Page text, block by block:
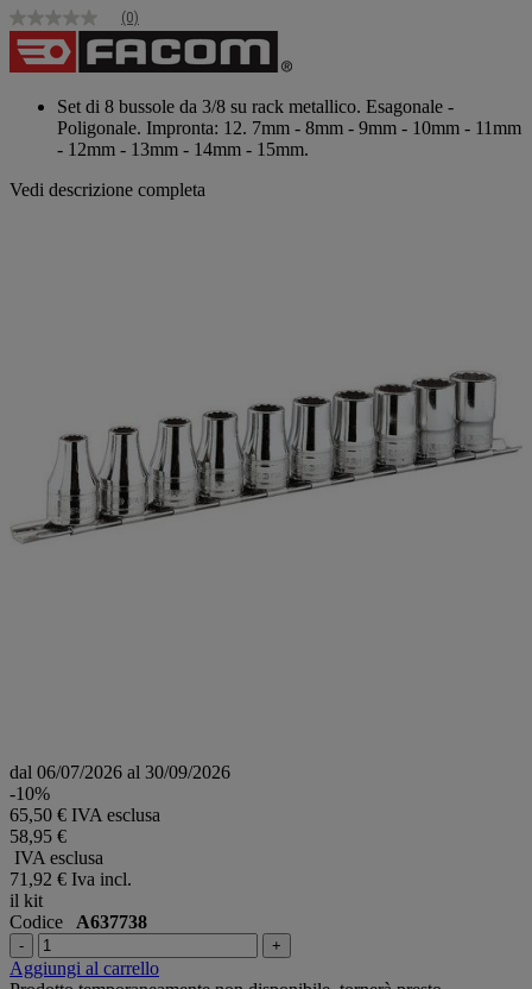
Nessuna
valutazione
Stesso
pagina.
(0)
Set di 8 bussole da 3/8 su rack metallico. Esagonale -
Poligonale. Impronta: 12. 7mm - 8mm - 9mm - 10mm - 11mm
- 12mm - 13mm - 14mm - 15mm.
Vedi descrizione completa
dal 06/07/2026 al 30/09/2026
-10%
65,50 € IVA esclusa
58,95 €
IVA esclusa
71,92 € Iva incl.
il kit
Codice A637738
- +
Aggiungi al carrello